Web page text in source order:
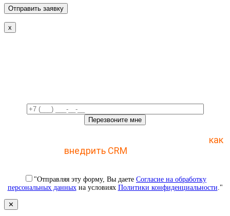
x
как
внедрить CRM
"Отправляя эту форму, Вы даете Согласие на обработку
персональных данныхна условиях Политики конфиденциальности ."
✕